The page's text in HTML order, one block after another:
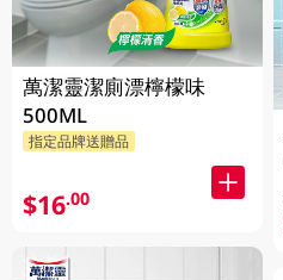
萬潔靈潔廁漂檸檬味
500ML
指定品牌送贈品
$16.00